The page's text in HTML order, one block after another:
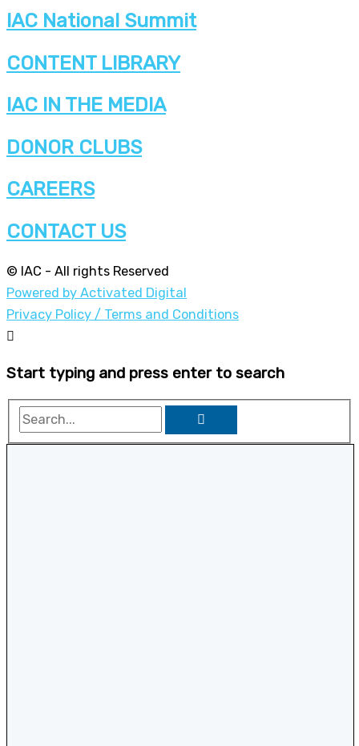
IAC National Summit
CONTENT LIBRARY
IAC IN THE MEDIA
DONOR CLUBS
CAREERS
CONTACT US
© IAC - All rights Reserved
Powered by Activated Digital
Privacy Policy / Terms and Conditions
Start typing and press enter to search